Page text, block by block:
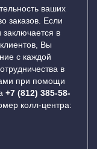
ваших
заказов. Если
заключается в
Вы
с каждой
в
при помощи
+7 (812) 385-58-
колл-центра: